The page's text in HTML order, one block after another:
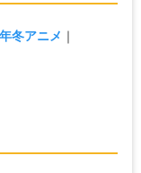
冬アニメ